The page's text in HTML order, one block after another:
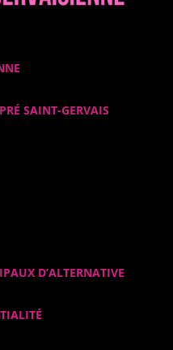
SAINT-GERVAIS
D’ALTERNATIVE